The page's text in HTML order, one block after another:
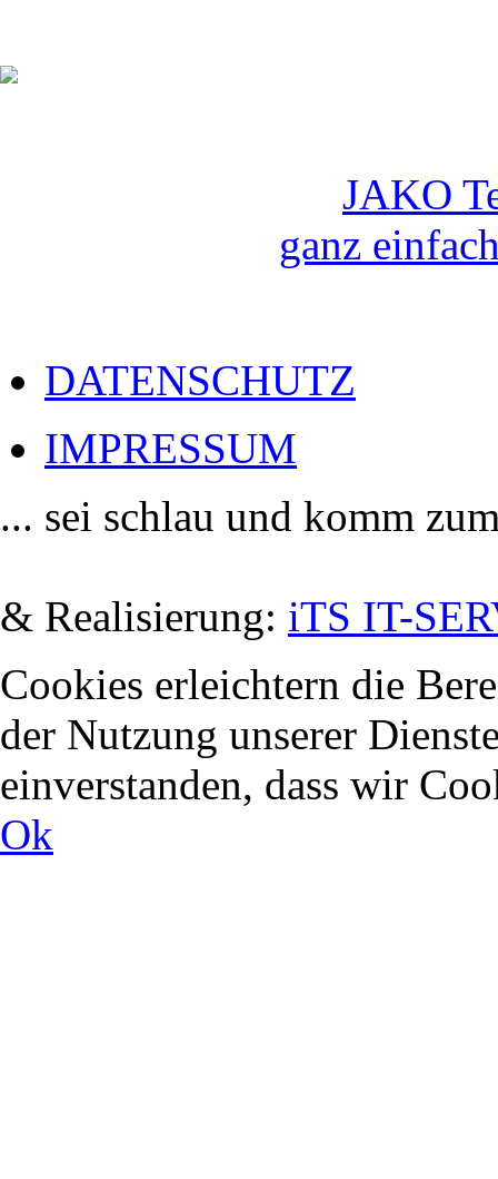
JAKO
ganz
DATENSCHUTZ
IMPRESSUM
... sei schlau und komm
& Realisierung: iTS IT-
Cookies erleichtern die
der Nutzung unserer
einverstanden, dass wir
Ok